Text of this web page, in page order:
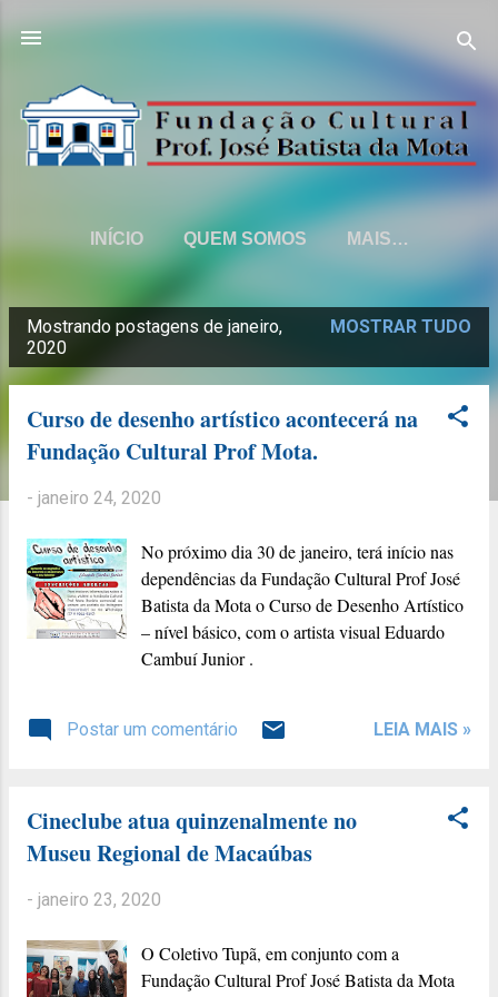
Pular para o conteúdo principal
INÍCIO QUEM SOMOS MAIS…
o
Mostrando postagens de janeiro,
2020
MOSTRAR TUDO
Curso de desenho artístico acontecerá na
Fundação Cultural Prof Mota.
- janeiro 24, 2020
No próximo dia 30 de janeiro, terá início nas
dependências da Fundação Cultural Prof José
Batista da Mota o Curso de Desenho Artístico
– nível básico, com o artista visual Eduardo
Cambuí Junior .
Postar um comentário LEIA MAIS »
Cineclube atua quinzenalmente no
Museu Regional de Macaúbas
- janeiro 23, 2020
O Coletivo Tupã, em conjunto com a
Fundação Cultural Prof José Batista da Mota